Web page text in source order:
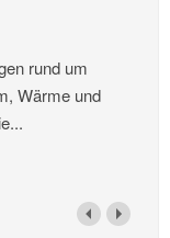
rund um
Wärme und